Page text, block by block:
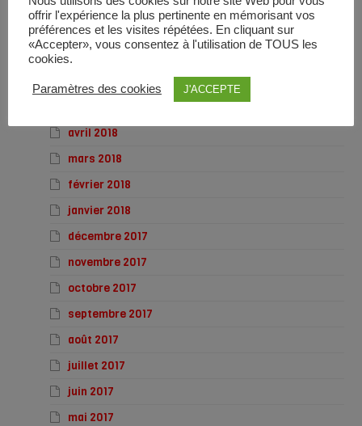
septembre 2018
août 2018
juillet 2018
juin 2018
avril 2018
mars 2018
février 2018
janvier 2018
décembre 2017
novembre 2017
octobre 2017
septembre 2017
août 2017
juillet 2017
juin 2017
mai 2017
offrir l'expérience la plus pertinente en mémorisant vos
préférences et les visites répétées. En cliquant sur
«Accepter», vous consentez à l'utilisation de TOUS les
cookies.
Paramètres des cookies J'ACCEPTE